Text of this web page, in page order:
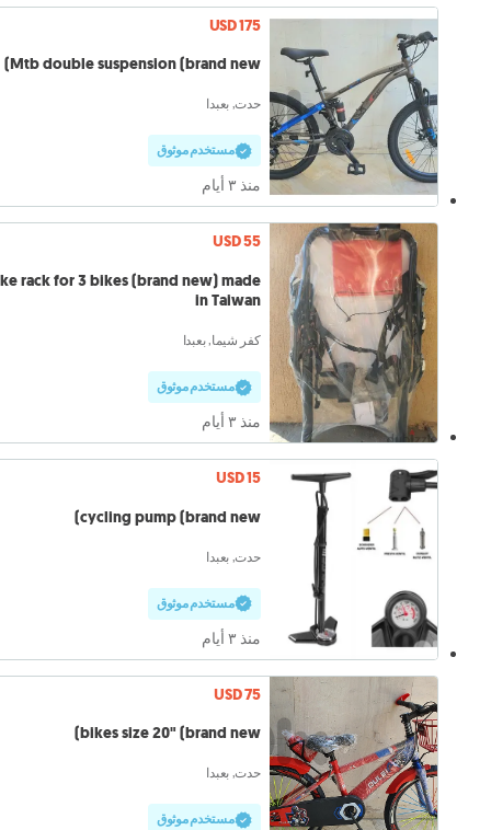
USD 175
Mtb double suspension (brand new)
حدت, بعبدا
مستخدم موثوق
منذ ٣ أيام
USD 55
rack for 3 bikes (brand new) made
in Taiwan
كفر شيما, بعبدا
مستخدم موثوق
منذ ٣ أيام
USD 15
cycling pump (brand new)
حدت, بعبدا
مستخدم موثوق
منذ ٣ أيام
USD 75
bikes size 20" (brand new)
حدت, بعبدا
مستخدم موثوق